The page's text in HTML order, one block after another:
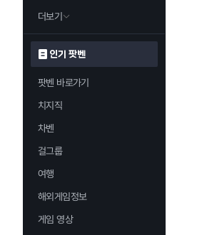
더보기
인기 팟벤
팟벤 바로가기
치지직
차벤
걸그룹
여행
해외게임정보
게임 영상